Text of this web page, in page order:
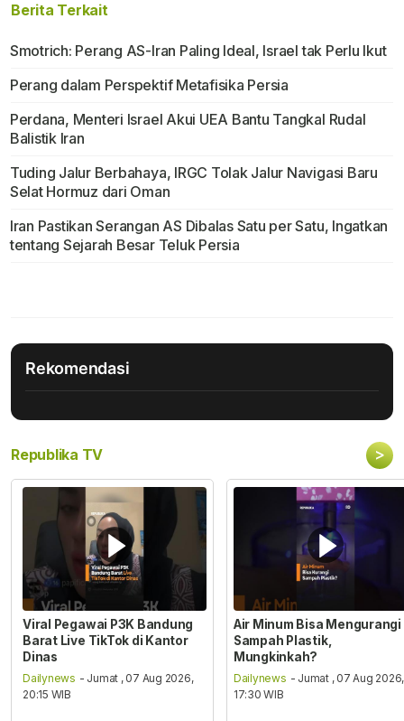
Berita Terkait
Smotrich: Perang AS-Iran Paling Ideal, Israel tak Perlu Ikut
Perang dalam Perspektif Metafisika Persia
Perdana, Menteri Israel Akui UEA Bantu Tangkal Rudal
Balistik Iran
Tuding Jalur Berbahaya, IRGC Tolak Jalur Navigasi Baru
Selat Hormuz dari Oman
Iran Pastikan Serangan AS Dibalas Satu per Satu, Ingatkan
tentang Sejarah Besar Teluk Persia
Rekomendasi
Republika TV >
Viral Pegawai P3K Bandung
Barat Live TikTok di Kantor
Dinas
Dailynews - Jumat , 07 Aug 2026,
20:15 WIB
Air Minum Bisa Mengurangi
Sampah Plastik,
Mungkinkah?
Dailynews - Jumat , 07 Aug 2026,
17:30 WIB